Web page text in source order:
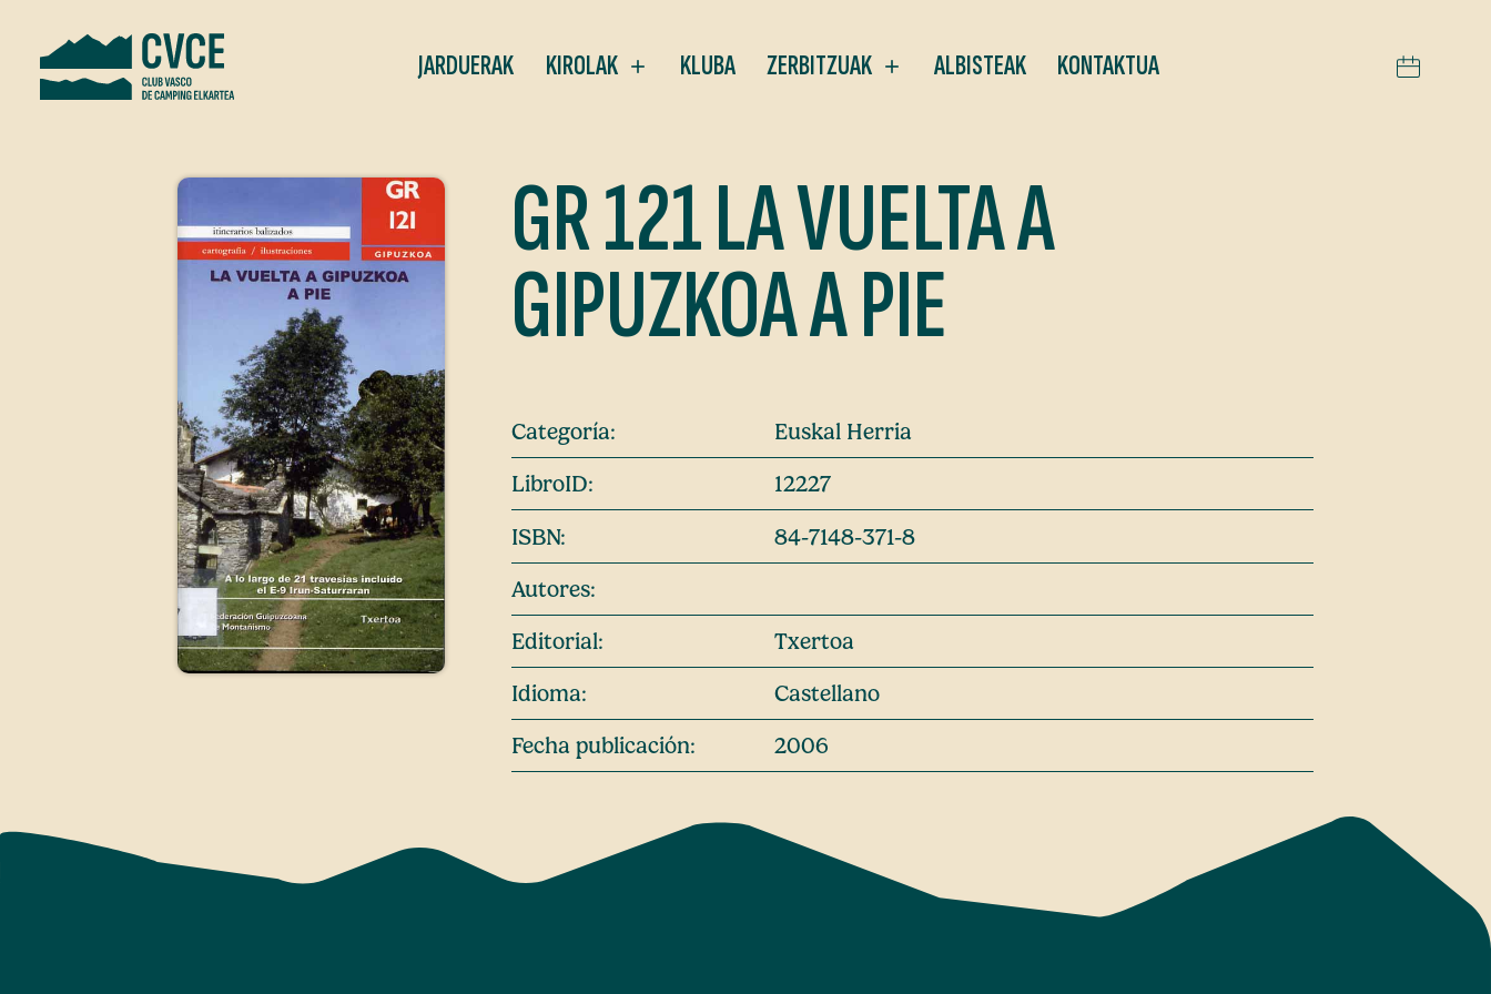
JARDUERAK KIROLAK KLUBA ZERBITZUAK ALBISTEAK KONTAKTUA
GR 121 LA VUELTA A
GIPUZKOA A PIE
Categoría:
Euskal Herria
LibroID:
12227
ISBN:
84-7148-371-8
Autores:
Editorial:
Txertoa
Idioma:
Castellano
Fecha publicación:
2006